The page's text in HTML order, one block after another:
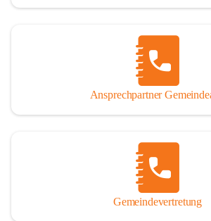
Ansprechpartner
Gemeindevertretung